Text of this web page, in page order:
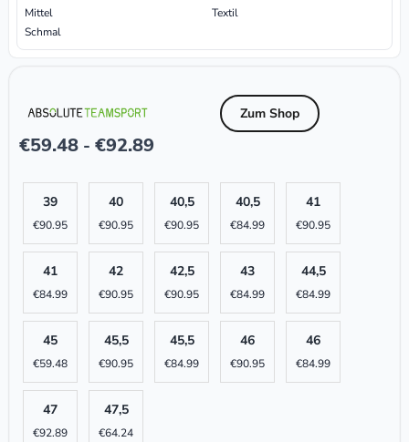
Mittel
Schmal
Textil
€59.48 - €92.89
Zum Shop
39
€90.95
40
€90.95
40,5
€90.95
40,5
€84.99
41
€90.95
41
€84.99
42
€90.95
42,5
€90.95
43
€84.99
44,5
€84.99
45
€59.48
45,5
€90.95
45,5
€84.99
46
€90.95
46
€84.99
47
€92.89
47,5
€64.24